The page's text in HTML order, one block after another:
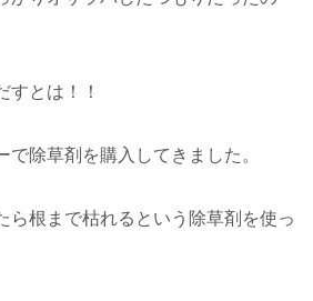
すとは！！
で除草剤を購入してきました。
ら根まで枯れるという除草剤を使っ